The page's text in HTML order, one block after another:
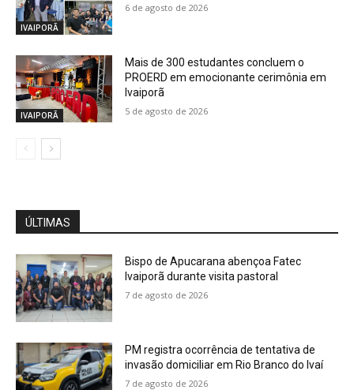
IVAIPORÃ
6 de agosto de 2026
IVAIPORÃ
Mais de 300 estudantes concluem o
PROERD em emocionante cerimônia em
Ivaiporã
5 de agosto de 2026
ÚLTIMAS
Bispo de Apucarana abençoa Fatec
Ivaiporã durante visita pastoral
7 de agosto de 2026
PM registra ocorrência de tentativa de
invasão domiciliar em Rio Branco do Ivaí
7 de agosto de 2026